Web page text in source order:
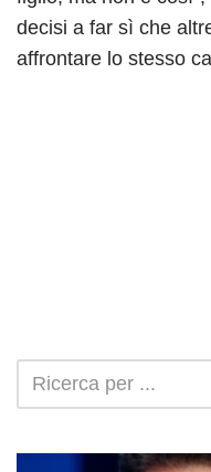
decisi a far sì che
affrontare lo stesso